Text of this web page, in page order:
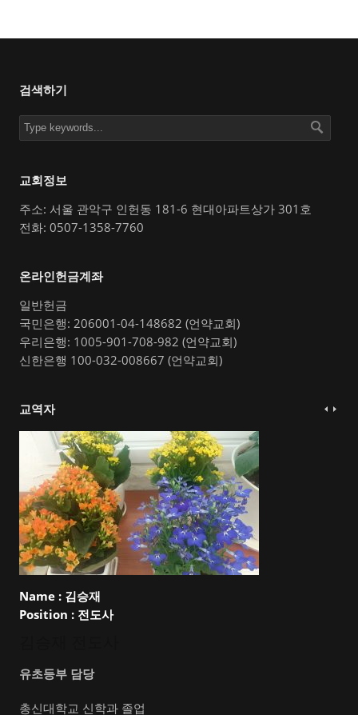
검색하기
교회정보
주소: 서울 관악구 인헌동 181-6 현대아파트상가 301호
전화: 0507-1358-7760
온라인헌금계좌
일반헌금
국민은행: 206001-04-148682 (언약교회)
우리은행: 1005-901-708-982 (언약교회)
신한은행 100-032-008667 (언약교회)
교역자
Name : 김승재
Position : 전도사
유초등부 담당
총신대학교 신학과 졸업